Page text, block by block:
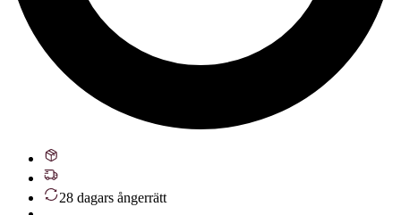
28 dagars ångerrätt